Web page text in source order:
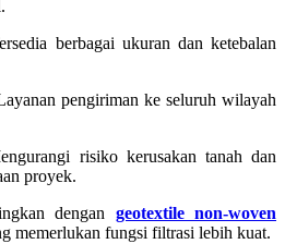
berbagai ukuran dan ketebalan
pengiriman ke seluruh wilayah
risiko kerusakan tanah dan
proyek.
dengan geotextile non-woven
memerlukan fungsi filtrasi lebih kuat.